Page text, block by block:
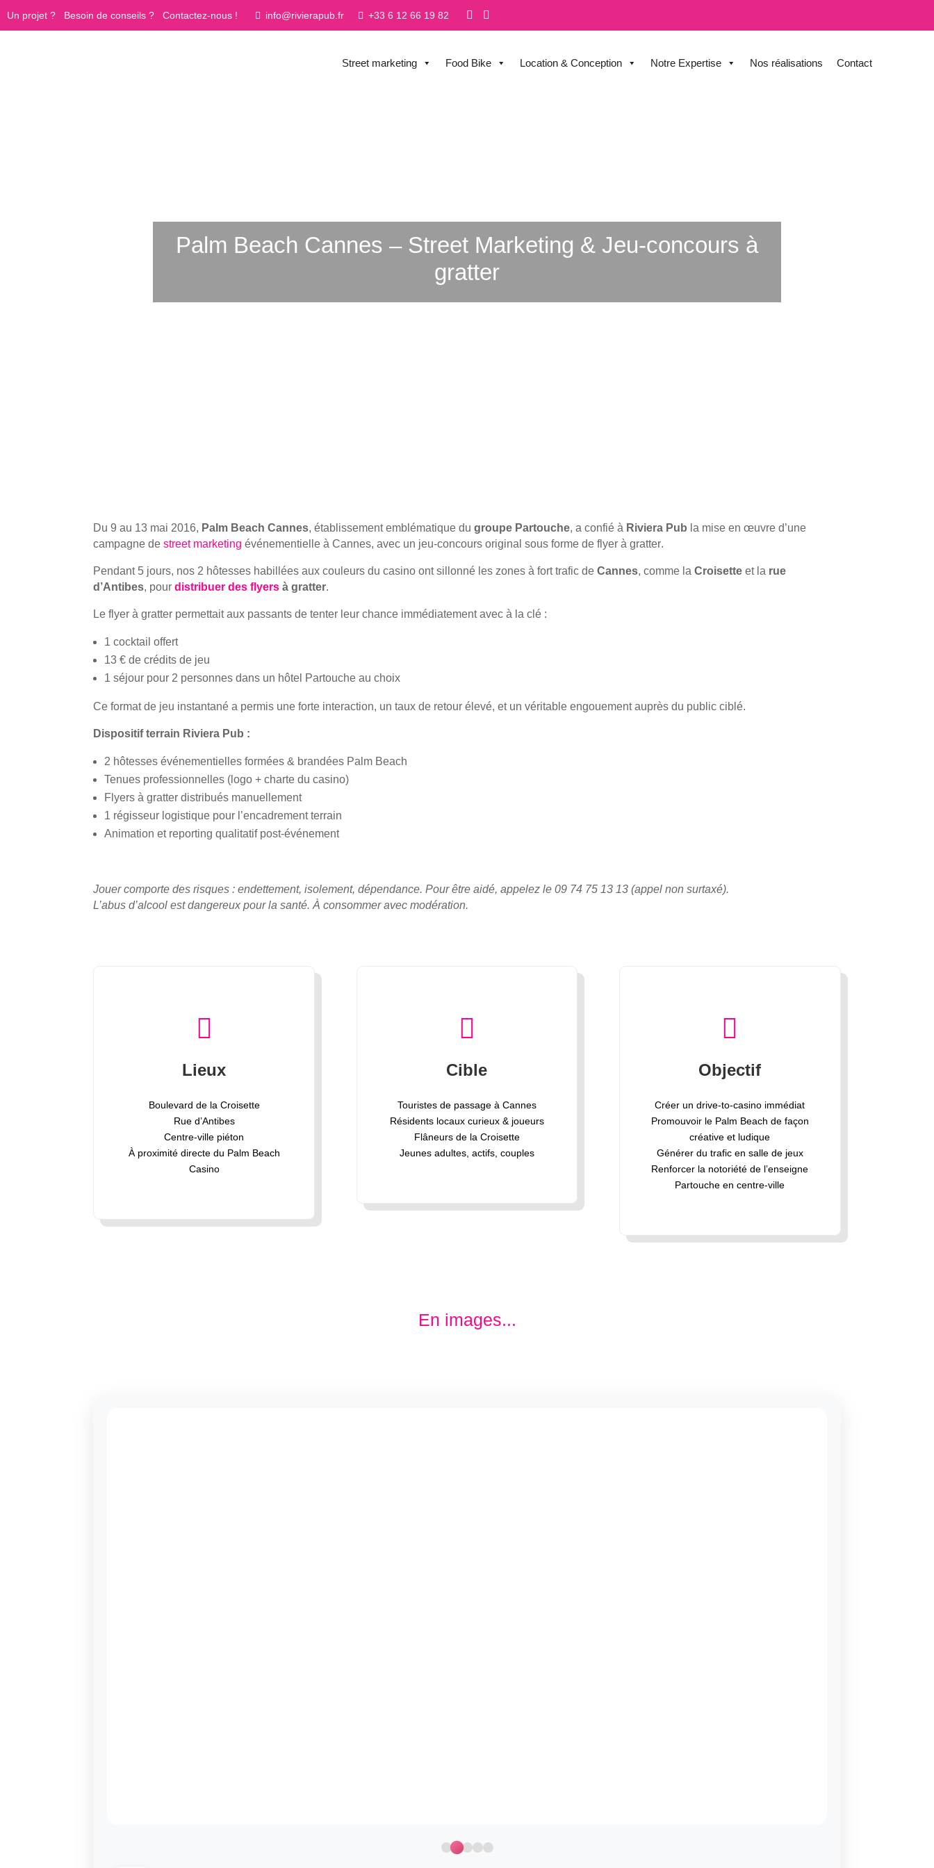
Un projet ? Besoin de conseils ? Contactez-nous ! info@rivierapub.fr +33 6 12 66 19 82
Street marketing Food Bike Location & Conception Notre Expertise Nos réalisations Contact
Palm Beach Cannes – Street Marketing & Jeu-concours à
gratter
Du9 au 13 mai 2016, Palm Beach Cannes, établissement emblématique dugroupe Partouche, a confié à Riviera Pub la mise en œuvre d’une
campagne destreet marketing événementielle à Cannes, avec un jeu-concours original sous forme de flyer à gratter.
Pendant 5 jours, nos 2 hôtesses habillées aux couleurs du casino ont sillonné les zones à fort trafic deCannes, comme laCroisette et la rue
d’Antibes, pourdistribuer des flyers à gratter.
Le flyer à gratter permettait aux passants detenter leur chance immédiatementavec à la clé :
1cocktail offert
13 € de crédits de jeu
1séjour pour 2 personnes dans un hôtel Partouche au choix
Ce format de jeu instantané a permis une forte interaction, un taux de retour élevé, et un véritable engouement auprès du public ciblé.
Dispositif terrain Riviera Pub :
2 hôtesses événementielles formées & brandées Palm Beach
Tenues professionnelles (logo + charte du casino)
Flyers à gratter distribués manuellement
1 régisseur logistique pour l’encadrement terrain
Animation et reporting qualitatif post-événement
Jouer comporte des risques : endettement, isolement, dépendance. Pour être aidé, appelez le 09 74 75 13 13 (appel non surtaxé).
L’abus d’alcool est dangereux pour la santé. À consommer avec modération.

Lieux
Boulevard de la Croisette
Rue d’Antibes
Centre-ville piéton
À proximité directe du Palm Beach
Casino

Cible
Touristes de passage à Cannes
Résidents locaux curieux & joueurs
Flâneurs de la Croisette
Jeunes adultes, actifs, couples

Objectif
Créer un drive-to-casino immédiat
Promouvoir le Palm Beach de façon
créative et ludique
Générer du trafic en salle de jeux
Renforcer la notoriété de l’enseigne
Partouche en centre-ville
En images...